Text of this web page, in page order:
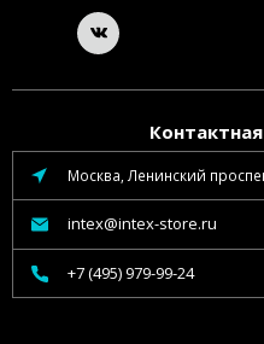
Москва, Ленинский
intex@intex-store.ru
+7 (495) 979-99-24